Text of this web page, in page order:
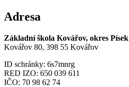
Adresa
Základní škola Kovářov, okres Písek
Kovářov 80, 398 55 Kovářov
ID schránky: 6s7mnrg
RED IZO: 650 039 611
IČO: 70 98 62 74